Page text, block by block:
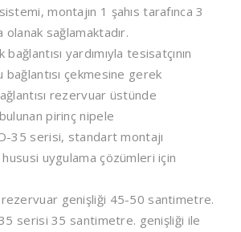
montajın 1 şahıs tarafınca 3
olanak sağlamaktadır.
yardımıyla tesisatçının
çekmesine gerek
rezervuar üstünde
pirinç nipele
35 serisi, standart montajı
uygulama çözümleri için
genişliği 45-50 santimetre.
serisi 35 santimetre. genişliği ile